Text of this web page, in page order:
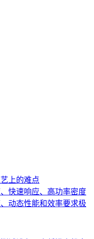
上的难点
快速响应、高功率密度
动态性能和效率要求极